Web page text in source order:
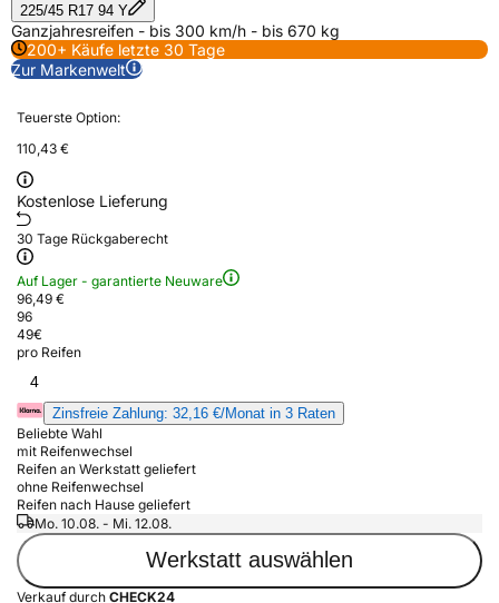
225/45 R17 94 Y
Ganzjahresreifen - bis 300 km/h - bis 670 kg
200+ Käufe letzte 30 Tage
Zur Markenwelt
Teuerste Option:
110,43 €
Kostenlose Lieferung
30 Tage Rückgaberecht
Auf Lager - garantierte Neuware
96,49 €
96
49€
pro Reifen
4
Zinsfreie Zahlung: 32,16 €/Monat in 3 Raten
Beliebte Wahl
mit Reifenwechsel
Reifen an Werkstatt geliefert
ohne Reifenwechsel
Reifen nach Hause geliefert
Mo. 10.08. - Mi. 12.08.
Werkstatt auswählen
Verkauf durch CHECK24